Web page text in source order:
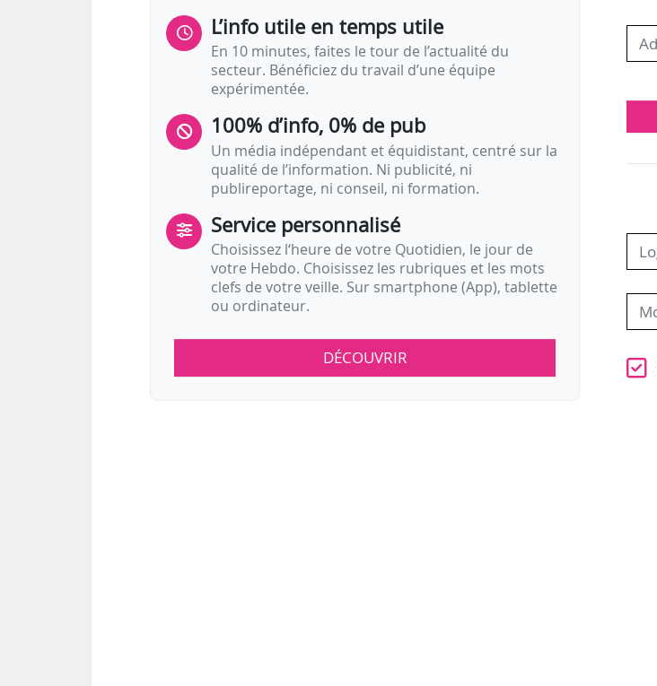
L’info utile en temps utile
En 10 minutes, faites le tour de l’actualité du
secteur. Bénéficiez du travail d’une équipe
expérimentée.
100% d’info, 0% de pub
Un média indépendant et équidistant, centré sur la
qualité de l’information. Ni publicité, ni
publireportage, ni conseil, ni formation.
Service personnalisé
Choisissez l‘heure de votre Quotidien, le jour de
votre Hebdo. Choisissez les rubriques et les mots
clefs de votre veille. Sur smartphone (App), tablette
ou ordinateur.
DÉCOUVRIR